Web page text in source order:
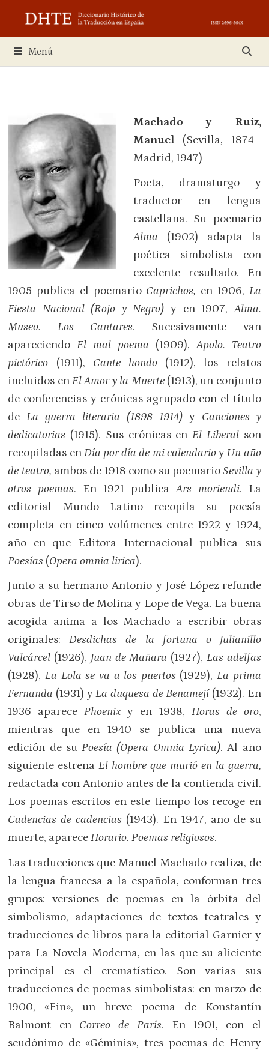
contenido
Menú
Machado y Ruiz,
Manuel(Sevilla, 1874–
Madrid, 1947)
Poeta, dramaturgo y
traductor en lengua
castellana. Su poemario
Alma (1902) adapta la
poética simbolista con
excelente resultado. En
1905 publica el poemario Caprichos, en 1906, La
Fiesta Nacional (Rojo y Negro) y en 1907,Alma.
Museo. Los Cantares. Sucesivamente van
apareciendoEl mal poema (1909),Apolo. Teatro
pictórico (1911), Cante hondo (1912), los relatos
incluidos enEl Amor y la Muerte (1913), un conjunto
de conferencias y crónicas agrupado con el título
de La guerra literaria (1898–1914) yCanciones y
dedicatorias (1915). Sus crónicas enEl Liberal son
recopiladas enDía por día de mi calendarioy Un año
de teatro, ambos de 1918 como su poemarioSevilla y
otros poemas. En 1921 publicaArs moriendi. La
editorial Mundo Latino recopila su poesía
completa en cinco volúmenes entre 1922 y 1924,
año en que Editora Internacional publica sus
Poesías (Opera omnia lirica).
Junto a su hermano Antonio y José López refunde
obras de Tirso de Molina y Lope de Vega. La buena
acogida anima a los Machado a escribir obras
originales:Desdichas de la fortuna o Julianillo
Valcárcel (1926), Juan de Mañara (1927), Las adelfas
(1928),La Lola se va a los puertos (1929), La prima
Fernanda (1931) yLa duquesa de Benamejí(1932). En
1936 aparecePhoenixy en 1938, Horas de oro,
mientras que en 1940 se publica una nueva
edición de suPoesía (Opera Omnia Lyrica). Al año
siguiente estrenaEl hombre que murió en la guerra,
redactada con Antonio antes de la contienda civil.
Los poemas escritos en este tiempo los recoge en
Cadencias de cadencias (1943). En 1947, año de su
muerte, apareceHorario. Poemas religiosos.
Las traducciones que Manuel Machado realiza, de
la lengua francesa a la española, conforman tres
grupos: versiones de poemas en la órbita del
simbolismo, adaptaciones de textos teatrales y
traducciones de libros para la editorial Garnier y
para La Novela Moderna, en las que su aliciente
principal es el crematístico. Son varias sus
traducciones de poemas simbolistas: en marzo de
1900, «Fin», un breve poema de Konstantín
Balmont enCorreo de París. En 1901, con el
seudónimo de «Géminis», tres poemas de Henry